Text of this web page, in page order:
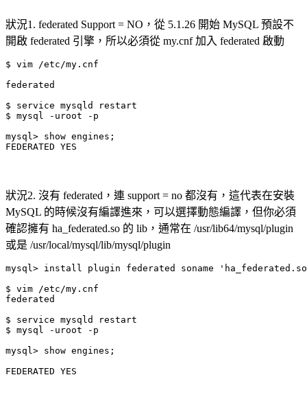
狀況1. federated Support = NO，從 5.1.26 開始 MySQL 預設不
開啟 federated 引擎，所以必須從 my.cnf 加入 federated 啟動
$ vim /etc/my.cnf
federated
$ service mysqld restart
$ mysql -uroot -p
mysql> show engines;
狀況2. 沒有 federated，連 support = no 都沒有，這代表在安裝
MySQL 的時候沒有編譯進來，可以選擇動態編譯，但你必須
確認擁有 ha_federated.so 的 lib，通常在 /usr/lib64/mysql/plugin
或是 /usr/local/mysql/lib/mysql/plugin
mysql> install plugin federated soname
$ vim /etc/my.cnf
federated
$ service mysqld restart
$ mysql -uroot -p
mysql> show engines;
FEDERATED YES